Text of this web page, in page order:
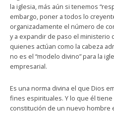
la iglesia, más aún si tenemos
embargo, poner a todos lo
organizadamente el número de
y a expandir de paso el ministerio
quienes actúan como la cabeza
no es el “modelo divino” para la
empresarial.
Es una norma divina el que Dios
fines espirituales. Y lo que él
constitución de un nuevo hombre